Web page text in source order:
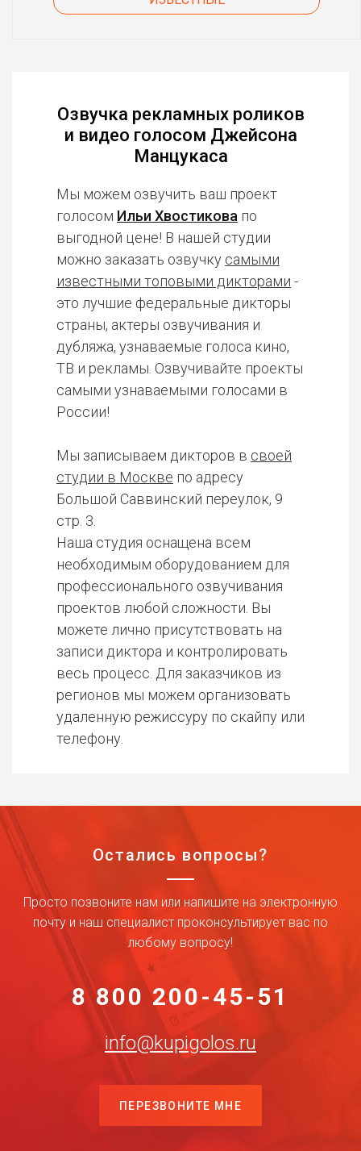
Озвучка рекламных роликов
и видео голосом Джейсона
Манцукаса
Мы можем озвучить ваш проект
голосом Ильи Хвостикова по
выгодной цене! В нашей студии
можно заказать озвучку самыми
известными топовыми дикторами -
это лучшие федеральные дикторы
страны, актеры озвучивания и
дубляжа, узнаваемые голоса кино,
ТВ и рекламы. Озвучивайте проекты
самыми узнаваемыми голосами в
России!
Мы записываем дикторов в своей
студии в Москве по адресу
Большой Саввинский переулок, 9
стр. 3.
Наша студия оснащена всем
необходимым оборудованием для
профессионального озвучивания
проектов любой сложности. Вы
можете лично присутствовать на
записи диктора и контролировать
весь процесс. Для заказчиков из
регионов мы можем организовать
удаленную режиссуру по скайпу или
телефону.
Остались вопросы?
Просто позвоните нам или напишите на электронную
почту и наш специалист проконсультирует вас по
любому вопросу!
8 800 200-45-51
info@kupigolos.ru
ПЕРЕЗВОНИТЕ МНЕ